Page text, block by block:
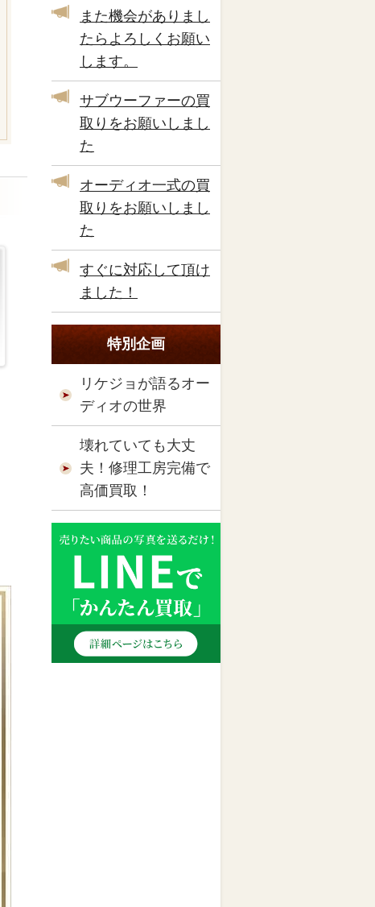
また機会がありまし
たらよろしくお願い
します。
サブウーファーの買
取りをお願いしまし
た
オーディオ一式の買
取りをお願いしまし
た
すぐに対応して頂け
ました！
特別企画
リケジョが語るオー
ディオの世界
壊れていても大丈
夫！修理工房完備で
高価買取！